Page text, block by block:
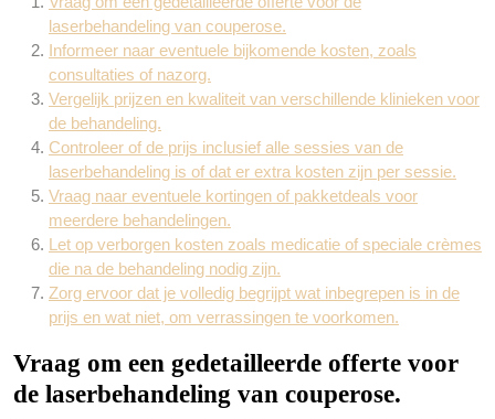
laserbehandeling van couperose.
Informeer naar eventuele bijkomende kosten, zoals
consultaties of nazorg.
Vergelijk prijzen en kwaliteit van verschillende klinieken voor
de behandeling.
Controleer of de prijs inclusief alle sessies van de
laserbehandeling is of dat er extra kosten zijn per sessie.
Vraag naar eventuele kortingen of pakketdeals voor
meerdere behandelingen.
Let op verborgen kosten zoals medicatie of speciale crèmes
die na de behandeling nodig zijn.
Zorg ervoor dat je volledig begrijpt wat inbegrepen is in de
prijs en wat niet, om verrassingen te voorkomen.
Vraag om een gedetailleerde offerte voor
de laserbehandeling van couperose.